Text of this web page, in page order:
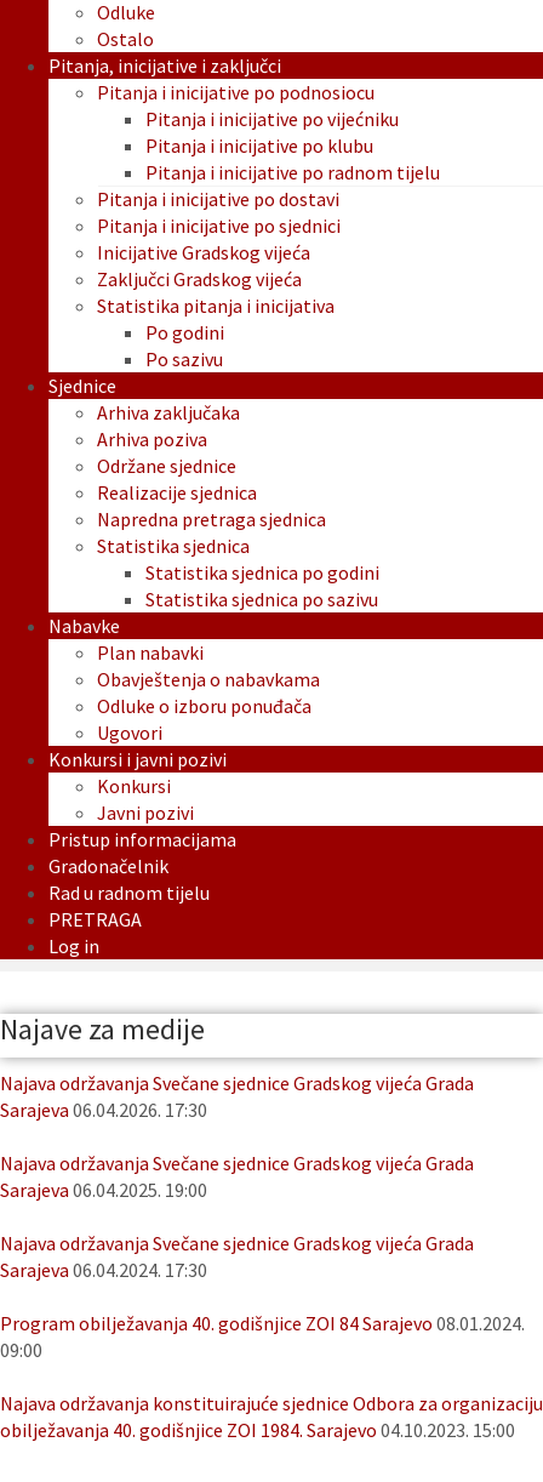
Odluke
Ostalo
Pitanja, inicijative i zaključci
Pitanja i inicijative po podnosiocu
Pitanja i inicijative po vijećniku
Pitanja i inicijative po klubu
Pitanja i inicijative po radnom tijelu
Pitanja i inicijative po dostavi
Pitanja i inicijative po sjednici
Inicijative Gradskog vijeća
Zaključci Gradskog vijeća
Statistika pitanja i inicijativa
Po godini
Po sazivu
Sjednice
Arhiva zaključaka
Arhiva poziva
Održane sjednice
Realizacije sjednica
Napredna pretraga sjednica
Statistika sjednica
Statistika sjednica po godini
Statistika sjednica po sazivu
Nabavke
Plan nabavki
Obavještenja o nabavkama
Odluke o izboru ponuđača
Ugovori
Konkursi i javni pozivi
Konkursi
Javni pozivi
Pristup informacijama
Gradonačelnik
Rad u radnom tijelu
PRETRAGA
Log in
Najave za medije
Najava održavanja Svečane sjednice Gradskog vijeća Grada
Sarajeva 06.04.2026. 17:30
Najava održavanja Svečane sjednice Gradskog vijeća Grada
Sarajeva 06.04.2025. 19:00
Najava održavanja Svečane sjednice Gradskog vijeća Grada
Sarajeva 06.04.2024. 17:30
Program obilježavanja 40. godišnjice ZOI 84 Sarajevo 08.01.2024.
09:00
Najava održavanja konstituirajuće sjednice Odbora za organizaciju
obilježavanja 40. godišnjice ZOI 1984. Sarajevo 04.10.2023. 15:00